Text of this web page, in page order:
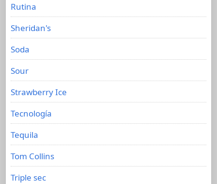
Rutina
Sheridan's
Soda
Sour
Strawberry Ice
Tecnología
Tequila
Tom Collins
Triple sec